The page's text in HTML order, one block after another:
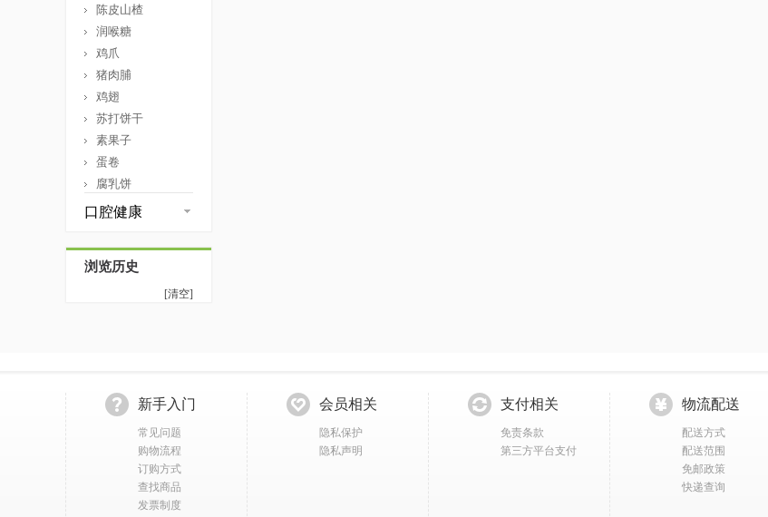
陈皮山楂
润喉糖
鸡爪
猪肉脯
鸡翅
苏打饼干
素果子
蛋卷
腐乳饼
口腔健康
浏览历史
[清空]
新手入门
常见问题
购物流程
订购方式
查找商品
发票制度
会员相关
隐私保护
隐私声明
支付相关
免责条款
第三方平台支付
物流配送
配送方式
配送范围
免邮政策
快递查询